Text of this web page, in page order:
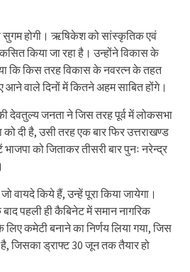
होगी। ऋषिकेश को सांस्कृतिक एवं
किया जा रहा है। उन्होंने विकास के
कि किस तरह विकास के नवरत्न के तहत
आने वाले दिनों में कितने अहम साबित होंगे।
देवतुल्य जनता ने जिस तरह पूर्व में लोकसभा
दी है, उसी तरह एक बार फिर उत्तराखण्ड
को जिताकर तीसरी बार पुनः नरेन्द्र
वायदे किये हैं, उन्हें पूरा किया जायेगा।
पहली ही कैबिनेट में समान नागरिक
कमेटी बनाने का निर्णय लिया गया, जिस
है, जिसका ड्राफ्ट 30 जून तक तैयार हो